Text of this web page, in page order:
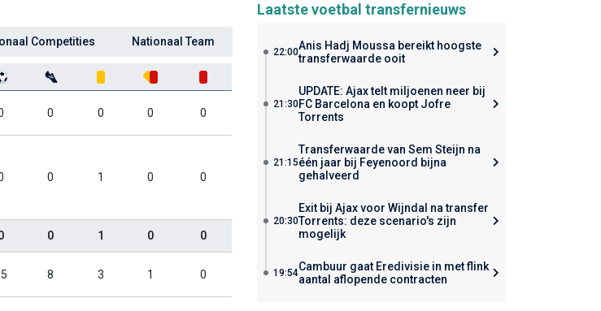
Competities Nationaal Team
0 0 0 0
0 1 0 0
0 1 0 0
8 3 1 0
Laatste voetbal transfernieuws
22:00Anis Hadj Moussa bereikt hoogste
transferwaarde ooit
21:30
UPDATE: Ajax telt miljoenen neer bij
FC Barcelona en koopt Jofre
Torrents
21:15
Transferwaarde van Sem Steijn na
één jaar bij Feyenoord bijna
gehalveerd
20:30
Exit bij Ajax voor Wijndal na transfer
Torrents: deze scenario's zijn
mogelijk
19:54Cambuur gaat Eredivisie in met flink
aantal aflopende contracten